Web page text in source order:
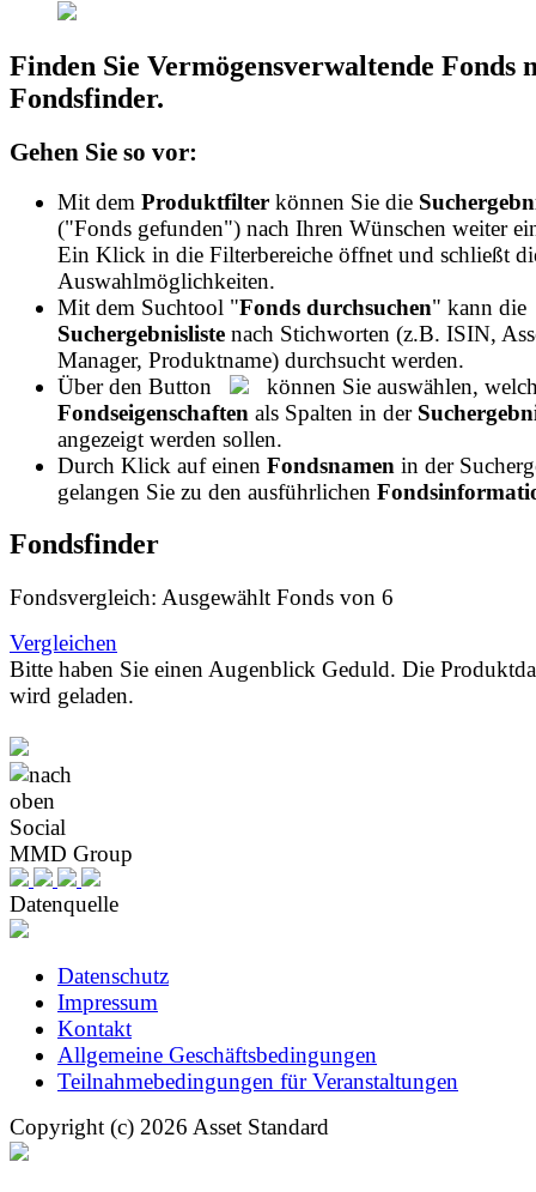
Finden Sie Vermögensverwaltende Fonds
Fondsfinder.
Gehen Sie so vor:
Mit dem Produktfilter können Sie die
("Fonds gefunden") nach Ihren Wünschen weiter
Ein Klick in die Filterbereiche öffnet und schließt
Auswahlmöglichkeiten.
Mit dem Suchtool "Fonds durchsuchen" kann die
Suchergebnisliste nach Stichworten (z.B. ISIN,
Manager, Produktname) durchsucht werden.
Über den Button
können Sie auswählen,
Fondseigenschaften als Spalten in der
angezeigt werden sollen.
Durch Klick auf einen Fondsnamen in der
gelangen Sie zu den ausführlichen
Fondsfinder
Fondsvergleich: Ausgewählt Fonds von 6
Vergleichen
Bitte haben Sie einen Augenblick Geduld. Die
wird geladen.
Social
MMD Group
Datenquelle
Datenschutz
Impressum
Kontakt
Allgemeine Geschäftsbedingungen
Teilnahmebedingungen für Veranstaltungen
Copyright (c) 2026 Asset Standard